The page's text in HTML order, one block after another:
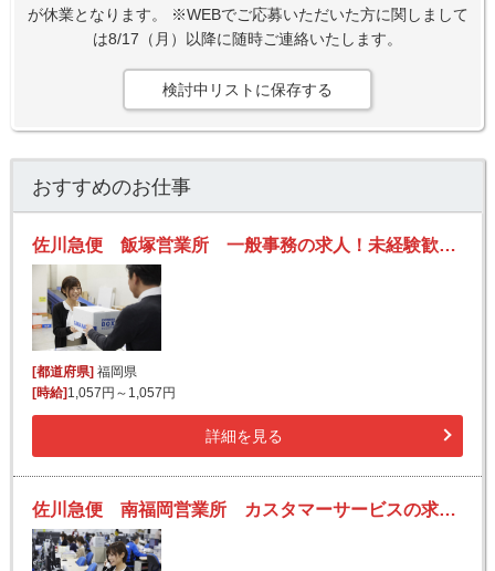
が休業となります。 ※WEBでご応募いただいた方に関しまして
は8/17（月）以降に随時ご連絡いたします。
検討中リストに保存する
おすすめのお仕事
佐川急便 飯塚営業所 一般事務の求人！未経験歓迎！先輩たちがサポートします♪
[都道府県] 福岡県
[時給] 1,057円～1,057円
詳細を見る
佐川急便 南福岡営業所 カスタマーサービスの求人！未経験歓迎！先輩たちがサポートします♪